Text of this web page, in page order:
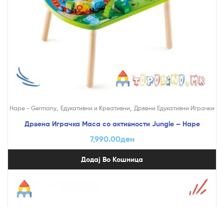
Hape - Germany Едукативни и Креативни Дрвени Едукативни Играчки
Дрвена Играчка Маса со активности Jungle – Hape
7,990.00ден
Додај Во Кошница